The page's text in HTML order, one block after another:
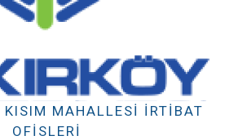
MAHALLESI İRTIBAT
OFISLERI